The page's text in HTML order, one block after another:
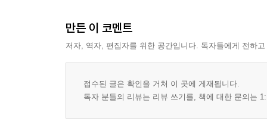
만든 이 코멘트
저자, 역자, 편집자를 위한 공간입니다. 독자들에게 전하
접수된 글은 확인을 거쳐 이 곳에 게재됩니다.
독자 분들의 리뷰는 리뷰 쓰기를, 책에 대한 문의는